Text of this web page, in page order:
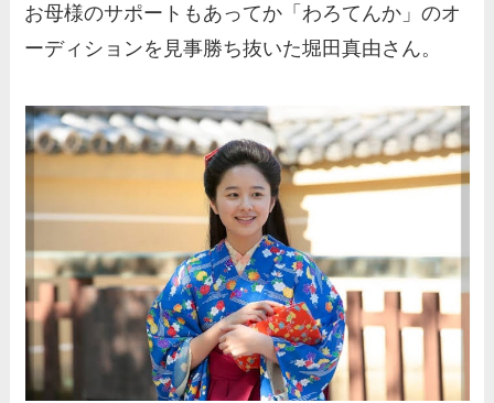
お母様のサポートもあってか「わろてんか」のオ
ーディションを見事勝ち抜いた堀田真由さん。